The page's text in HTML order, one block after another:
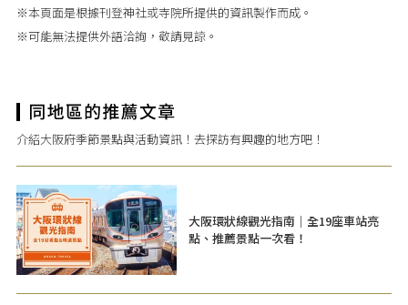
※本頁面是根據刊登神社或寺院所提供的資訊製作而成。
※可能無法提供外語洽詢，敬請見諒。
介紹大阪府季節景點與活動資訊！去探訪有興趣的地方吧！
大阪環狀線觀光指南｜全19座車站亮
點、推薦景點一次看！